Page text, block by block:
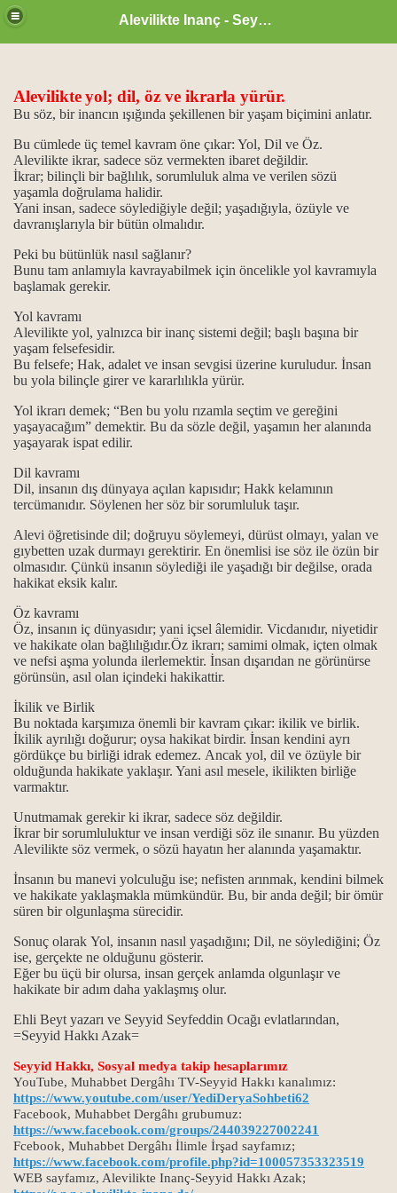
Alevilikte Inanç - Seyyid Hakkı
Alevilikteyol; dil, öz ve ikrarla yürür.
Bu söz, bir inancın ışığında şekillenen bir yaşam biçimini anlatır.
Bu cümlede üç temel kavram öne çıkar: Yol, Dil ve Öz.
Alevilikte ikrar, sadece söz vermekten ibaret değildir.
İkrar; bilinçli bir bağlılık, sorumluluk alma ve verilen sözü
yaşamla doğrulama halidir.
Yani insan, sadece söylediğiyle değil; yaşadığıyla, özüyle ve
davranışlarıyla bir bütün olmalıdır.
Peki bu bütünlük nasıl sağlanır?
Bunu tam anlamıyla kavrayabilmek için öncelikle yol kavramıyla
başlamak gerekir.
Yol kavramı
Alevilikte yol, yalnızca bir inanç sistemi değil; başlı başına bir
yaşam felsefesidir.
Bu felsefe; Hak, adalet ve insan sevgisi üzerine kuruludur. İnsan
bu yola bilinçle girer ve kararlılıkla yürür.
Yol ikrarı demek; “Ben bu yolu rızamla seçtim ve gereğini
yaşayacağım” demektir. Bu da sözle değil, yaşamın her alanında
yaşayarak ispat edilir.
Dil kavramı
Dil, insanın dış dünyaya açılan kapısıdır; Hakk kelamının
tercümanıdır. Söylenen her söz bir sorumluluk taşır.
Alevi öğretisinde dil; doğruyu söylemeyi, dürüst olmayı, yalan ve
gıybetten uzak durmayı gerektirir. En önemlisi ise söz ile özün bir
olmasıdır. Çünkü insanın söylediği ile yaşadığı bir değilse, orada
hakikat eksik kalır.
Öz kavramı
Öz, insanın iç dünyasıdır; yani içsel âlemidir. Vicdanıdır, niyetidir
ve hakikate olan bağlılığıdır.Öz ikrarı; samimi olmak, içten olmak
ve nefsi aşma yolunda ilerlemektir. İnsan dışarıdan ne görünürse
görünsün, asıl olan içindeki hakikattir.
İkilik ve Birlik
Bu noktada karşımıza önemli bir kavram çıkar: ikilik ve birlik.
İkilik ayrılığı doğurur; oysa hakikat birdir. İnsan kendini ayrı
gördükçe bu birliği idrak edemez. Ancak yol, dil ve özüyle bir
olduğunda hakikate yaklaşır. Yani asıl mesele, ikilikten birliğe
varmaktır.
Unutmamak gerekir ki ikrar, sadece söz değildir.
İkrar bir sorumluluktur ve insan verdiği söz ile sınanır. Bu yüzden
Alevilikte söz vermek, o sözü hayatın her alanında yaşamaktır.
İnsanın bu manevi yolculuğu ise; nefisten arınmak, kendini bilmek
ve hakikate yaklaşmakla mümkündür. Bu, bir anda değil; bir ömür
süren bir olgunlaşma sürecidir.
Sonuç olarak Yol, insanın nasıl yaşadığını; Dil, ne söylediğini; Öz
ise, gerçekte ne olduğunu gösterir.
Eğer bu üçü bir olursa, insan gerçek anlamda olgunlaşır ve
hakikate bir adım daha yaklaşmış olur.
Ehli Beyt yazarı ve Seyyid Seyfeddin Ocağı evlatlarından,
=Seyyid Hakkı Azak=
Seyyid Hakkı, Sosyal medya takip hesaplarımız
YouTube, Muhabbet Dergâhı TV-Seyyid Hakkı kanalımız:
https://www.youtube.com/user/YediDeryaSohbeti62
Facebook, Muhabbet Dergâhı grubumuz:
https://www.facebook.com/groups/244039227002241
Fcebook, Muhabbet Dergâhı İlimle İrşad sayfamız;
https://www.facebook.com/profile.php?id=100057353323519
WEB sayfamız, Alevilikte Inanç-Seyyid Hakkı Azak;
konumu…
ve Dar çeşitleri...
kavramları
manaları...
deyimi üzerine…
en güzel ibadet
kaynaklarla gelindi?